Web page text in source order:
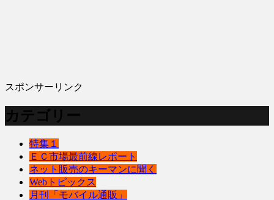
スポンサーリンク
カテゴリー
特集１
ＥＣ市場最前線レポート
ネット販売のキーマンに聞く
Webトピックス
月刊「モバイル通販」